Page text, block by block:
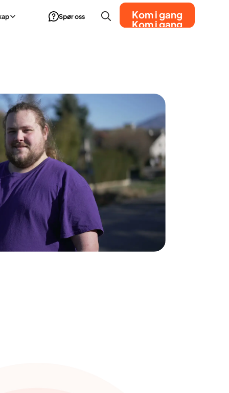
Spør oss
Kom i gang
Kom i gang